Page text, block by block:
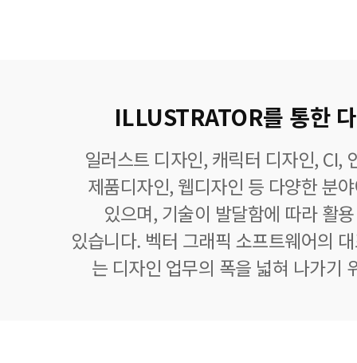
ILLUSTRATOR를 통한
일러스트 디자인, 캐릭터 디자인, CI,
제품디자인, 웹디자인 등 다양한 분
있으며, 기술이 발달함에 따라 활
있습니다. 벡터 그래픽 소프트웨어의
는 디자인 업무의 폭을 넓혀 나가기